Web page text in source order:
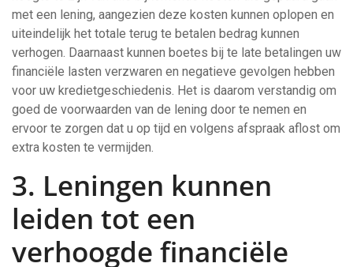
met een lening, aangezien deze kosten kunnen oplopen en
uiteindelijk het totale terug te betalen bedrag kunnen
verhogen. Daarnaast kunnen boetes bij te late betalingen uw
financiële lasten verzwaren en negatieve gevolgen hebben
voor uw kredietgeschiedenis. Het is daarom verstandig om
goed de voorwaarden van de lening door te nemen en
ervoor te zorgen dat u op tijd en volgens afspraak aflost om
extra kosten te vermijden.
3. Leningen kunnen
leiden tot een
verhoogde financiële